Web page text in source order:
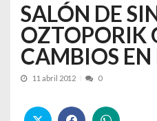
SALÓN DE
OZTOPORIK
CAMBIOS
11 abril 2012 0